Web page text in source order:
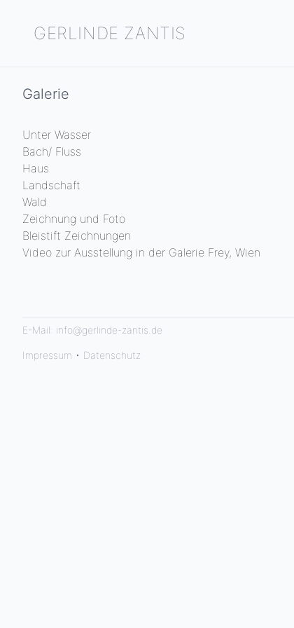
GERLINDE ZANTIS
Galerie
Unter Wasser
Bach/ Fluss
Haus
Landschaft
Wald
Zeichnung und Foto
Bleistift Zeichnungen
Video zur Ausstellung in der Galerie Frey, Wien
E-Mail: info@gerlinde-zantis.de
Impressum • Datenschutz